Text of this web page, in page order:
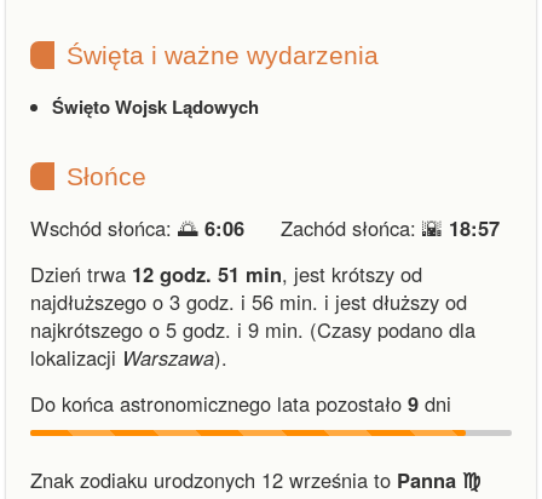
Święta i ważne wydarzenia
Święto Wojsk Lądowych
Słońce
Wschód słońca: 🌅 6:06 Zachód słońca: 🌇 18:57
Dzień trwa 12 godz. 51 min, jest krótszy od
najdłuższego o 3 godz. i 56 min. i jest dłuższy od
najkrótszego o 5 godz. i 9 min. (Czasy podano dla
lokalizacji Warszawa).
Do końca astronomicznego lata pozostało 9 dni
Znak zodiaku urodzonych 12 września to Panna ♍︎